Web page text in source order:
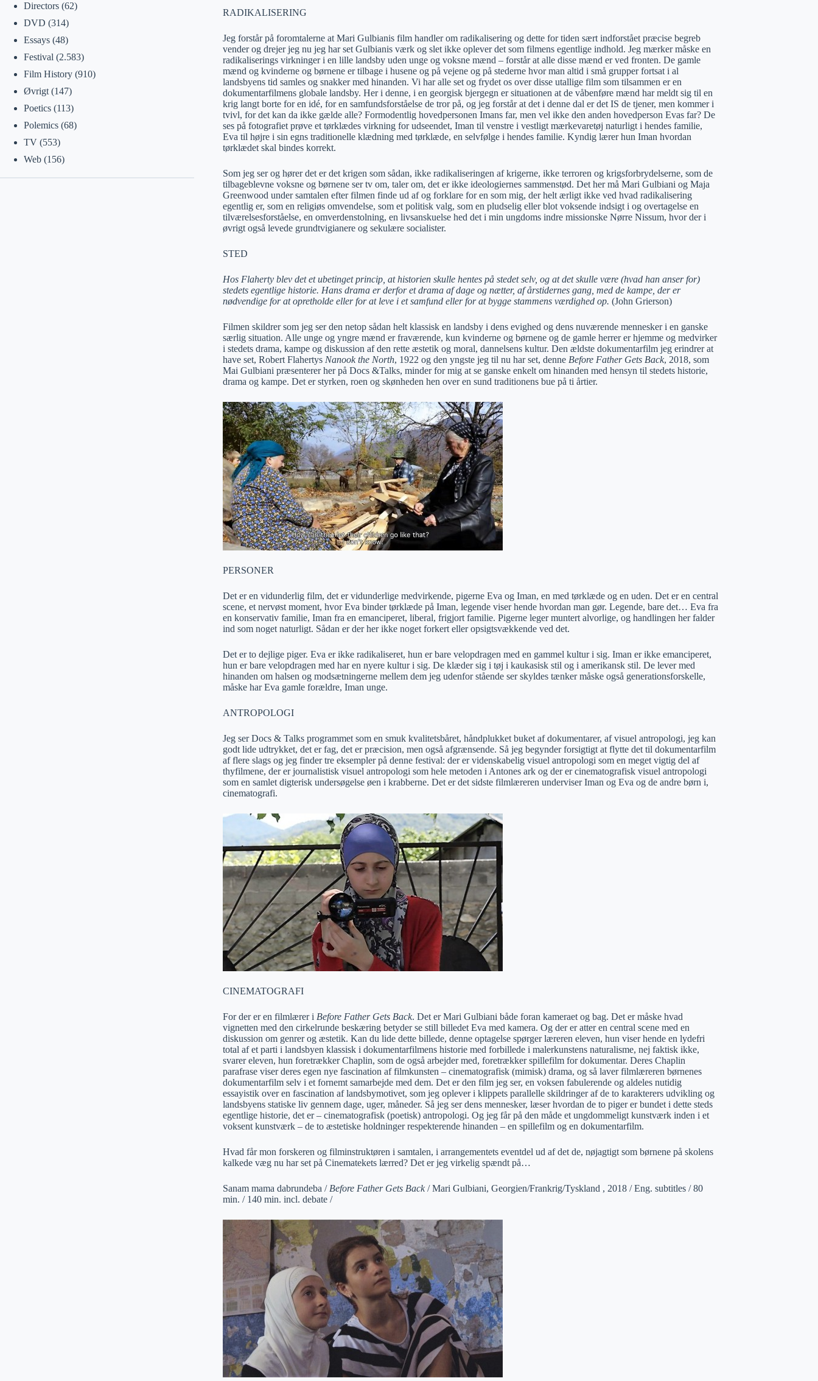
RADIKALISERING
Jeg forstår på foromtalerne at Mari Gulbianis film handler om radikalisering og dette for tiden sært indforstået præcise begreb
vender og drejer jeg nu jeg har set Gulbianis værk og slet ikke oplever det som filmens egentlige indhold. Jeg mærker måske en
radikaliserings virkninger i en lille landsby uden unge og voksne mænd – forstår at alle disse mænd er ved fronten. De gamle
mænd og kvinderne og børnene er tilbage i husene og på vejene og på stederne hvor man altid i små grupper fortsat i al
landsbyens tid samles og snakker med hinanden. Vi har alle set og frydet os over disse utallige film som tilsammen er en
dokumentarfilmens globale landsby. Her i denne, i en georgisk bjergegn er situationen at de våbenføre mænd har meldt sig til en
krig langt borte for en idé, for en samfundsforståelse de tror på, og jeg forstår at det i denne dal er det IS de tjener, men kommer i
tvivl, for det kan da ikke gælde alle? Formodentlig hovedpersonen Imans far, men vel ikke den anden hovedperson Evas far? De
ses på fotografiet prøve et tørklædes virkning for udseendet, Iman til venstre i vestligt mærkevaretøj naturligt i hendes familie,
Eva til højre i sin egns traditionelle klædning med tørklæde, en selvfølge i hendes familie. Kyndig lærer hun Iman hvordan
tørklædet skal bindes korrekt.
Som jeg ser og hører det er det krigen som sådan, ikke radikaliseringen af krigerne, ikke terroren og krigsforbrydelserne, som de
tilbageblevne voksne og børnene ser tv om, taler om, det er ikke ideologiernes sammenstød. Det her må Mari Gulbiani og Maja
Greenwood under samtalen efter filmen finde ud af og forklare for en som mig, der helt ærligt ikke ved hvad radikalisering
egentlig er, som en religiøs omvendelse, som et politisk valg, som en pludselig eller blot voksende indsigt i og overtagelse en
tilværelsesforståelse, en omverdenstolning, en livsanskuelse hed det i min ungdoms indre missionske Nørre Nissum, hvor der i
øvrigt også levede grundtvigianere og sekulære socialister.
STED
Hos Flaherty blev det et ubetinget princip, at historien skulle hentes på stedet selv, og at det skulle være (hvad han anser for)
stedets egentlige historie. Hans drama er derfor et drama af dage og nætter, af årstidernes gang, med de kampe, der er
nødvendige for at opretholde eller for at leve i et samfund eller for at bygge stammens værdighed op. (John Grierson)
Filmen skildrer som jeg ser den netop sådan helt klassisk en landsby i dens evighed og dens nuværende mennesker i en ganske
særlig situation. Alle unge og yngre mænd er fraværende, kun kvinderne og børnene og de gamle herrer er hjemme og medvirker
i stedets drama, kampe og diskussion af den rette æstetik og moral, dannelsens kultur. Den ældste dokumentarfilm jeg erindrer at
have set, Robert Flahertys Nanook the North, 1922 og den yngste jeg til nu har set, denne Before Father Gets Back, 2018, som
Mai Gulbiani præsenterer her på Docs &Talks, minder for mig at se ganske enkelt om hinanden med hensyn til stedets historie,
drama og kampe. Det er styrken, roen og skønheden hen over en sund traditionens bue på ti årtier.
PERSONER
Det er en vidunderlig film, det er vidunderlige medvirkende, pigerne Eva og Iman, en med tørklæde og en uden. Det er en central
scene, et nervøst moment, hvor Eva binder tørklæde på Iman, legende viser hende hvordan man gør. Legende, bare det… Eva fra
en konservativ familie, Iman fra en emanciperet, liberal, frigjort familie. Pigerne leger muntert alvorlige, og handlingen her falder
ind som noget naturligt. Sådan er der her ikke noget forkert eller opsigtsvækkende ved det.
Det er to dejlige piger. Eva er ikke radikaliseret, hun er bare velopdragen med en gammel kultur i sig. Iman er ikke emanciperet,
hun er bare velopdragen med har en nyere kultur i sig. De klæder sig i tøj i kaukasisk stil og i amerikansk stil. De lever med
hinanden om halsen og modsætningerne mellem dem jeg udenfor stående ser skyldes tænker måske også generationsforskelle,
måske har Eva gamle forældre, Iman unge.
ANTROPOLOGI
Jeg ser Docs & Talks programmet som en smuk kvalitetsbåret, håndplukket buket af dokumentarer, af visuel antropologi, jeg kan
godt lide udtrykket, det er fag, det er præcision, men også afgrænsende. Så jeg begynder forsigtigt at flytte det til dokumentarfilm
af flere slags og jeg finder tre eksempler på denne festival: der er videnskabelig visuel antropologi som en meget vigtig del af
thyfilmene, der er journalistisk visuel antropologi som hele metoden i Antones ark og der er cinematografisk visuel antropologi
som en samlet digterisk undersøgelse øen i krabberne. Det er det sidste filmlæreren underviser Iman og Eva og de andre børn i,
cinematografi.
CINEMATOGRAFI
For der er en filmlærer i Before Father Gets Back. Det er Mari Gulbiani både foran kameraet og bag. Det er måske hvad
vignetten med den cirkelrunde beskæring betyder se still billedet Eva med kamera. Og der er atter en central scene med en
diskussion om genrer og æstetik. Kan du lide dette billede, denne optagelse spørger læreren eleven, hun viser hende en lydefri
total af et parti i landsbyen klassisk i dokumentarfilmens historie med forbillede i malerkunstens naturalisme, nej faktisk ikke,
svarer eleven, hun foretrækker Chaplin, som de også arbejder med, foretrækker spillefilm for dokumentar. Deres Chaplin
parafrase viser deres egen nye fascination af filmkunsten – cinematografisk (mimisk) drama, og så laver filmlæreren børnenes
dokumentarfilm selv i et fornemt samarbejde med dem. Det er den film jeg ser, en voksen fabulerende og aldeles nutidig
essayistik over en fascination af landsbymotivet, som jeg oplever i klippets parallelle skildringer af de to karakterers udvikling og
landsbyens statiske liv gennem dage, uger, måneder. Så jeg ser dens mennesker, læser hvordan de to piger er bundet i dette steds
egentlige historie, det er – cinematografisk (poetisk) antropologi. Og jeg får på den måde et ungdommeligt kunstværk inden i et
voksent kunstværk – de to æstetiske holdninger respekterende hinanden – en spillefilm og en dokumentarfilm.
Hvad får mon forskeren og filminstruktøren i samtalen, i arrangementets eventdel ud af det de, nøjagtigt som børnene på skolens
kalkede væg nu har set på Cinematekets lærred? Det er jeg virkelig spændt på…
Sanam mama dabrundeba / Before Father Gets Back/ Mari Gulbiani, Georgien/Frankrig/Tyskland , 2018 / Eng. subtitles / 80
min. / 140 min. incl. debate /
Directors(62)
DVD (314)
Essays(48)
Festival (2.583)
Film History(910)
Øvrigt(147)
Poetics(113)
Polemics(68)
TV(553)
Web(156)